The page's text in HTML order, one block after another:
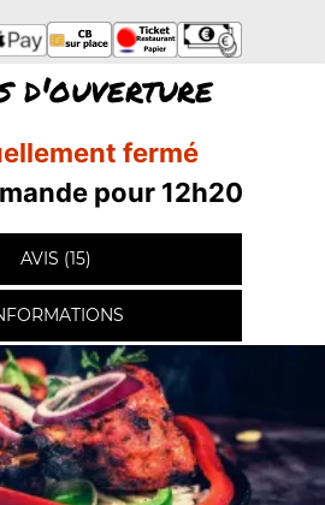
d'ouverture
fermé
pour 12h20
AVIS (15)